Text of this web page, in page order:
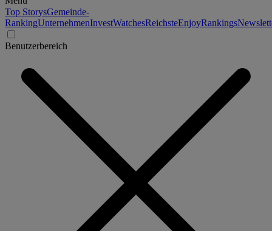
Top StorysGemeinde-
RankingUnternehmenInvestWatchesReichsteEnjoyRankings
Benutzerbereich